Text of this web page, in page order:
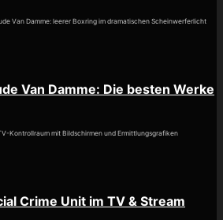
Van Damme: Die besten Werke
Crime Unit im TV & Stream